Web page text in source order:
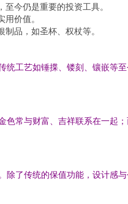
今仍是重要的投资工具。
价值。
品，如圣杯、权杖等。
工艺如锤揲、镂刻、镶嵌
常与财富、吉祥联系在一
了传统的保值功能，设计